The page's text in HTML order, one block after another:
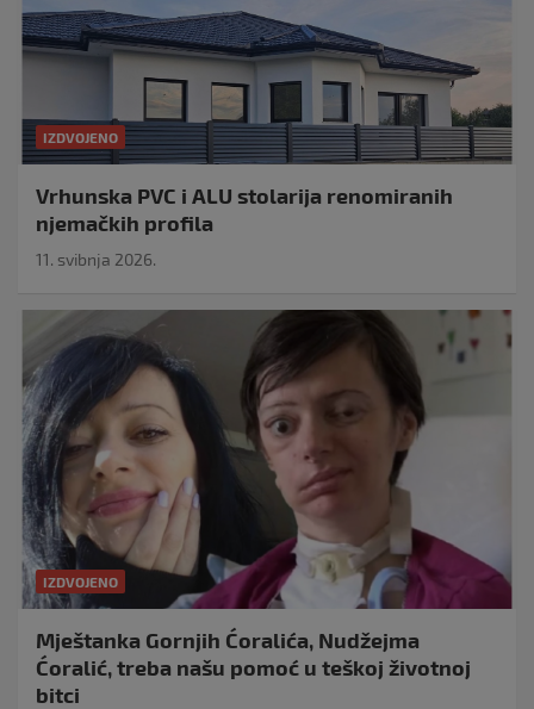
IZDVOJENO
Vrhunska PVC i ALU stolarija renomiranih
njemačkih profila
11. svibnja 2026.
IZDVOJENO
Mještanka Gornjih Ćoralića, Nudžejma
Ćoralić, treba našu pomoć u teškoj životnoj
bitci